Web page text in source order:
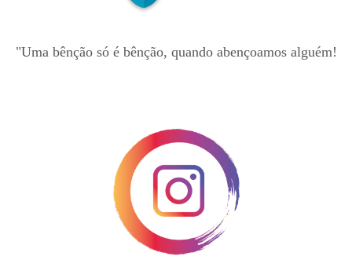
"Uma bênção só é bênção, quando abençoamos alguém!